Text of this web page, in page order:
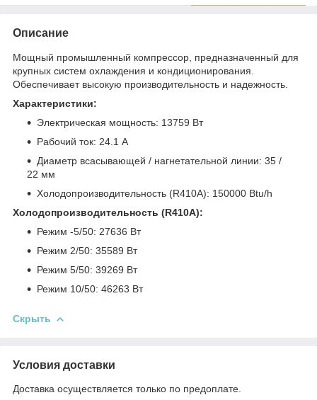
Описание
Мощный промышленный компрессор, предназначенный для
крупных систем охлаждения и кондиционирования.
Обеспечивает высокую производительность и надежность.
Характеристики:
Электрическая мощность: 13759 Вт
Рабочий ток: 24.1 А
Диаметр всасывающей / нагнетательной линии: 35 /
22 мм
Холодопроизводительность (R410A): 150000 Btu/h
Холодопроизводительность (R410A):
Режим -5/50: 27636 Вт
Режим 2/50: 35589 Вт
Режим 5/50: 39269 Вт
Режим 10/50: 46263 Вт
Скрыть
Условия доставки
Доставка осуществляется только по предоплате.